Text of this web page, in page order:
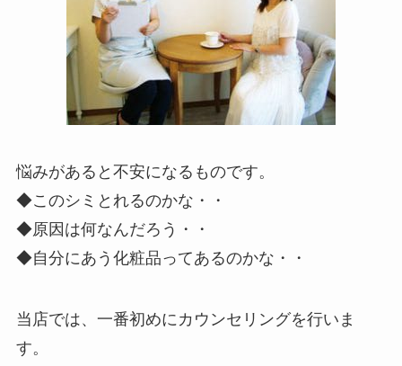
悩みがあると不安になるものです。
◆このシミとれるのかな・・
◆原因は何なんだろう・・
◆自分にあう化粧品ってあるのかな・・
当店では、一番初めにカウンセリングを行いま
す。